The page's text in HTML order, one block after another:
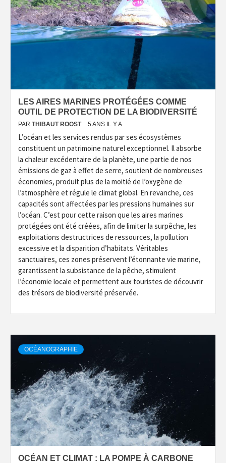
LES AIRES MARINES PROTÉGÉES COMME
OUTIL DE PROTECTION DE LA BIODIVERSITÉ
PAR THIBAUT ROOST 5 ANS IL Y A
L’océan et les services rendus par ses écosystèmes
constituent un patrimoine naturel exceptionnel. Il absorbe
la chaleur excédentaire de la planète, une partie de nos
émissions de gaz à effet de serre, soutient de nombreuses
économies, produit plus de la moitié de l’oxygène de
l’atmosphère et régule le climat global. En revanche, ces
capacités sont affectées par les pressions humaines sur
l’océan. C’est pour cette raison que les aires marines
protégées ont été créées, afin de limiter la surpêche, les
exploitations destructrices de ressources, la pollution
excessive et la disparition d’habitats. Véritables
sanctuaires, ces zones préservent l’étonnante vie marine,
garantissent la subsistance de la pêche, stimulent
l’économie locale et permettent aux touristes de découvrir
des trésors de biodiversité préservée.
OCÉANOGRAPHIE
OCÉAN ET CLIMAT : LA POMPE À CARBONE